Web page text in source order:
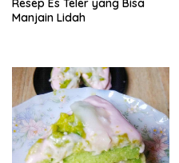
Resep Es Teler yang Bisa
Manjain Lidah